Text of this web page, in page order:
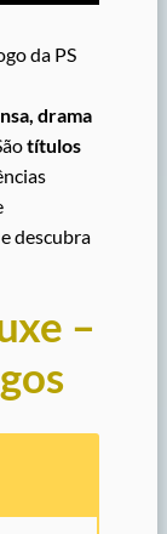
da PS
drama
títulos
descubra
–